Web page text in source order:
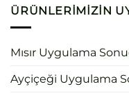
ÜRÜNLERIMIZIN
Mısır Uygulama
Ayçiçeği Uygulama